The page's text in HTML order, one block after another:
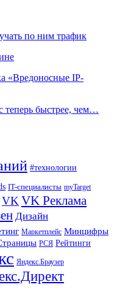
по ним трафик
«Вредоносные IP-
теперь быстрее, чем…
#технологии
IT-специалисты myTarget
VK VK Реклама
Дизайн
Маркетплейс Минцифры
РСЯ Рейтинги
Яндекс.Браузер